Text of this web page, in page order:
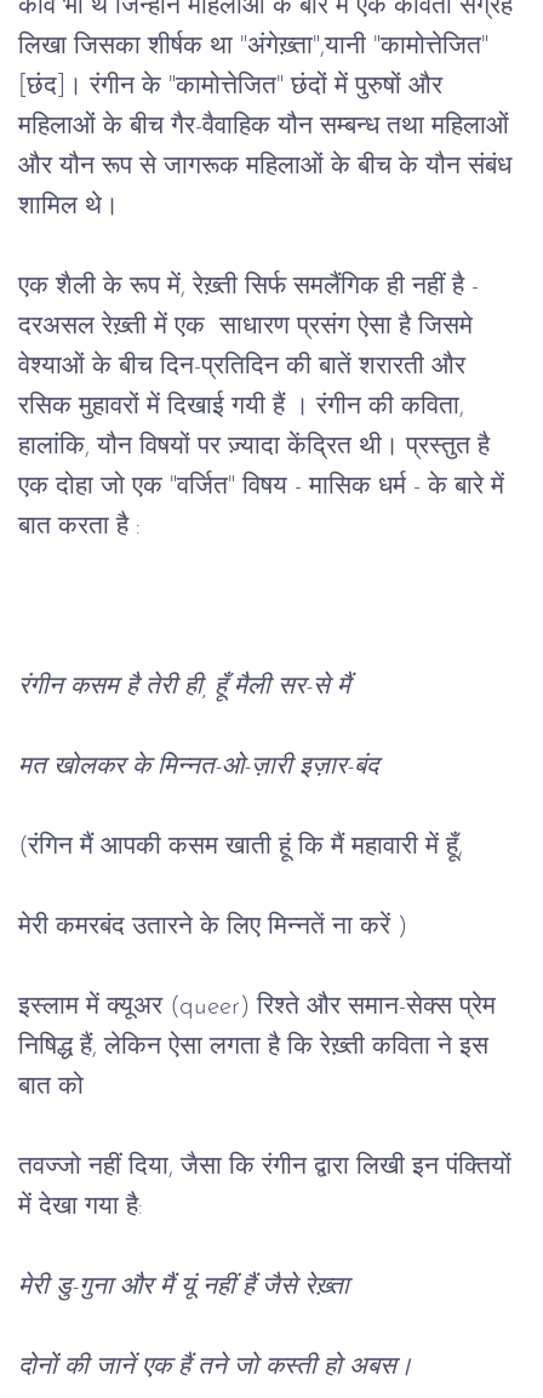
कवि भी थे जिन्होंने महिलाओं के बारे में एक कविता संग्रह
लिखा जिसका शीर्षक था "अंगेख़्ता",यानी "कामोत्तेजित"
[छंद । रंगीन के "कामोत्तेजित" छंदों में पुरुषों और
महिलाओं के बीच गैर-वैवाहिक यौन सम्बन्ध तथा महिलाओं
और यौन रूप से जागरूक महिलाओं के बीच के यौन संबंध
शामिल थे।
एक शैली के रूप में, रेख़्ती सिर्फ समलैंगिक ही नहीं है -
दरअसल रेख़्ती में एक साधारण प्रसंग ऐसा है जिसमे
वेश्याओं के बीच दिन-प्रतिदिन की बातें शरारती और
रसिक मुहावरों में दिखाई गयी हैं । रंगीन की कविता,
हालांकि, यौन विषयों पर ज़्यादा केंद्रित थी। प्रस्तुत है
एक दोहा जो एक "वर्जित" विषय - मासिक धर्म - के बारे में
बात करता है :
रंगीन कसम है तेरी ही, हूँ मैली सर-से मैं
मत खोलकर के मिन्नत-ओ-ज़ारी इज़ार-बंद
(रंगिन मैं आपकी कसम खाती हूं कि मैं महावारी में हूँ,
मेरी कमरबंद उतारने के लिए मिन्नतें ना करें )
इस्लाम में क्यूअर (queer) रिश्ते और समान-सेक्स प्रेम
निषिद्ध हैं, लेकिन ऐसा लगता है कि रेख़्ती कविता ने इस
बात को
तवज्जो नहीं दिया, जैसा कि रंगीन द्वारा लिखी इन पंक्तियों
में देखा गया है:
मेरी डु-गुना और मैं यूं नहीं हैं जैसे रेख़्ता
दोनों की जानें एक हैं तने जो कस्ती हो अबस।